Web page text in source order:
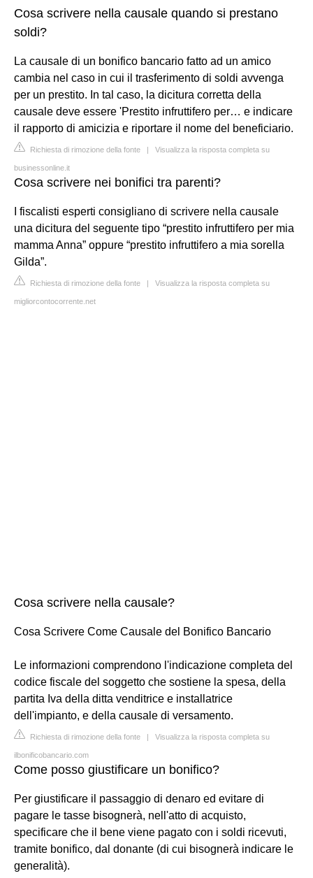
Cosa scrivere nella causale quando si prestano
soldi?
La causale di un bonifico bancario fatto ad un amico
cambia nel caso in cui il trasferimento di soldi avvenga
per un prestito. In tal caso, la dicitura corretta della
causale deve essere 'Prestito infruttifero per… e indicare
il rapporto di amicizia e riportare il nome del beneficiario.
Richiesta di rimozione della fonte | Visualizza la risposta completa su
businessonline.it
Cosa scrivere nei bonifici tra parenti?
I fiscalisti esperti consigliano di scrivere nella causale
una dicitura del seguente tipo “prestito infruttifero per mia
mamma Anna” oppure “prestito infruttifero a mia sorella
Gilda”.
Richiesta di rimozione della fonte | Visualizza la risposta completa su
migliorcontocorrente.net
Cosa scrivere nella causale?
Cosa Scrivere Come Causale del Bonifico Bancario
Le informazioni comprendono l'indicazione completa del
codice fiscale del soggetto che sostiene la spesa, della
partita Iva della ditta venditrice e installatrice
dell'impianto, e della causale di versamento.
Richiesta di rimozione della fonte | Visualizza la risposta completa su
ilbonificobancario.com
Come posso giustificare un bonifico?
Per giustificare il passaggio di denaro ed evitare di
pagare le tasse bisognerà, nell'atto di acquisto,
specificare che il bene viene pagato con i soldi ricevuti,
tramite bonifico, dal donante (di cui bisognerà indicare le
generalità).